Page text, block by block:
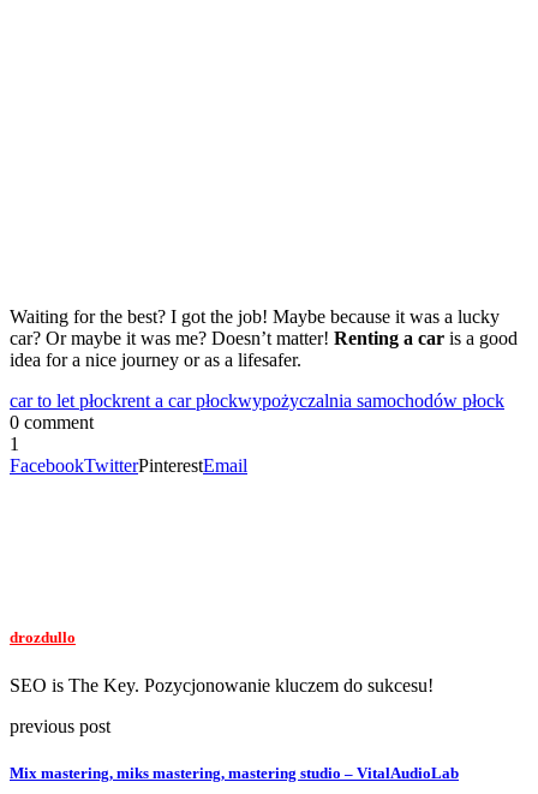
Waiting for the best? I got the job! Maybe because it was a lucky
car? Or maybe it was me? Doesn’t matter! Renting a car is a good
idea for a nice journey or as a lifesafer.
car to let płockrent a car płockwypożyczalnia samochodów płock
0 comment
1
FacebookTwitterPinterestEmail
drozdullo
SEO is The Key. Pozycjonowanie kluczem do sukcesu!
previous post
Mix mastering, miks mastering, mastering studio – VitalAudioLab